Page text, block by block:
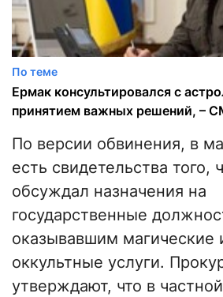
По теме
Ермак консультировался с
принятием важных решений, –
По версии обвинения, в
есть свидетельства того,
обсуждал назначения на
государственные
оказывавшим магические
оккультные услуги.
утверждают, что в